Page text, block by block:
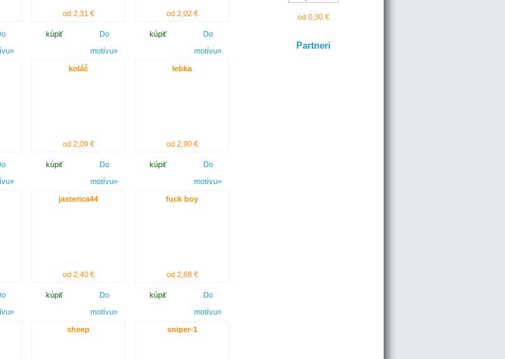
od 2,31 €
kúpiť
Do
motívu»
od 2,02 €
kúpiť
Do
motívu»
koláč
od 2,09 €
kúpiť
Do
motívu»
lebka
od 2,90 €
kúpiť
Do
motívu»
jasterica44
od 2,40 €
kúpiť
Do
motívu»
fuck boy
od 2,68 €
kúpiť
Do
motívu»
sheep sniper-1
od 0,30 €
Partneri